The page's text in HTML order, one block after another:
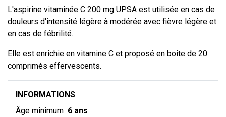
L'aspirine vitaminée C 200 mg UPSA est utilisée en cas de
douleurs d'intensité légère à modérée avec fièvre légère et
en cas de fébrilité.
Elle est enrichie en vitamine C et proposé en boîte de 20
comprimés effervescents.
INFORMATIONS
Âge minimum 6 ans